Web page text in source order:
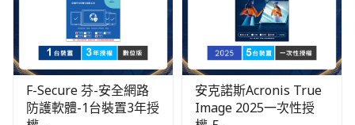
F-Secure 芬-安全網路
防護軟體-1台裝置3年授
安克諾斯Acronis True
Image 2025一次性授